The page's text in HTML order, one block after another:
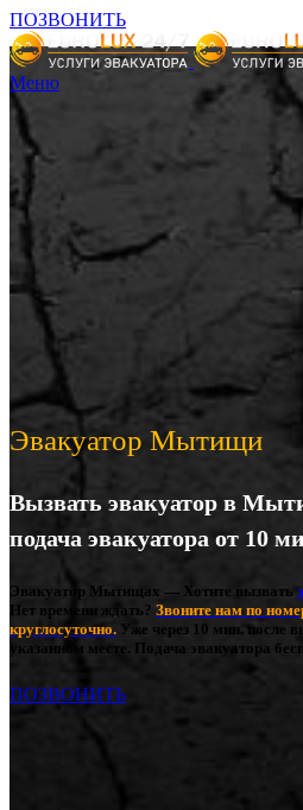
ПОЗВОНИТЬ
Меню
Эвакуатор Мытищи
Вызвать эвакуатор в
подача эвакуатора от 10
Эвакуатор Мытищах — Хотите вызвать
Нет времени ждать? Звоните нам по
круглосуточно. Уже через 10 мин. после
указанном месте. Подача эвакуатора
ПОЗВОНИТЬ